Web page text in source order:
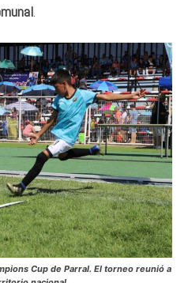
Cup de Parral. El torneo reunió a